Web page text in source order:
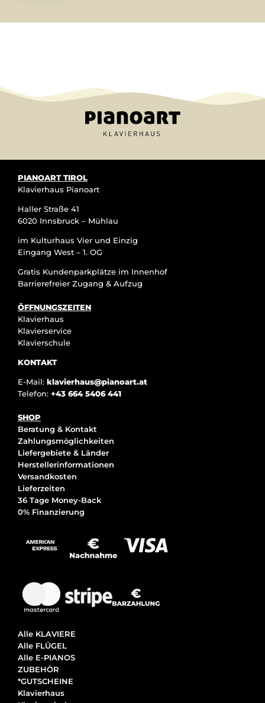
PIANOART TIROL
Klavierhaus Pianoart
Haller Straße 41
6020 Innsbruck – Mühlau
im Kulturhaus Vier und Einzig
Eingang West – 1. OG
Gratis Kundenparkplätze im Innenhof
Barrierefreier Zugang & Aufzug
ÖFFNUNGSZEITEN
Klavierhaus
Klavierservice
Klavierschule
KONTAKT
E-Mail: klavierhaus@pianoart.at
Telefon: +43 664 5406 441
SHOP
Beratung & Kontakt
Zahlungsmöglichkeiten
Liefergebiete & Länder
Herstellerinformationen
Versandkosten
Lieferzeiten
36 Tage Money-Back
0% Finanzierung
Alle KLAVIERE
Alle FLÜGEL
Alle E-PIANOS
ZUBEHÖR
*GUTSCHEINE
Klavierhaus